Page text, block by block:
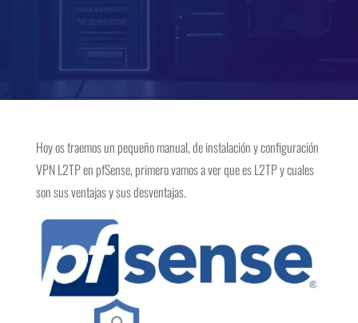
Hoy os traemos un pequeño manual, de instalación y configuración
VPN L2TP en pfSense, primero vamos a ver que es L2TP y cuales
son sus ventajas y sus desventajas.